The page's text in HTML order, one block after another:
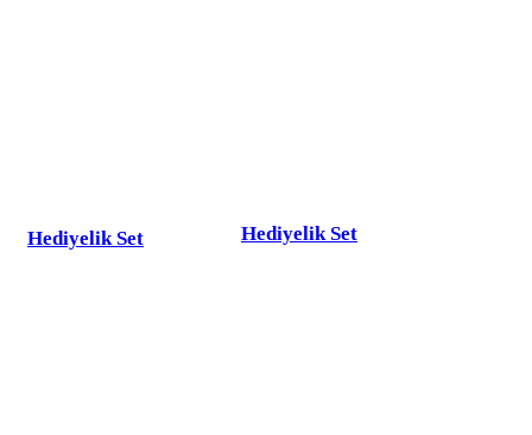
Hediyelik Set Hediyelik Set